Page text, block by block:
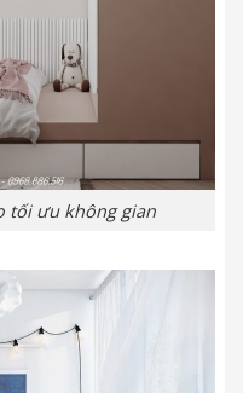
tối ưu không gian